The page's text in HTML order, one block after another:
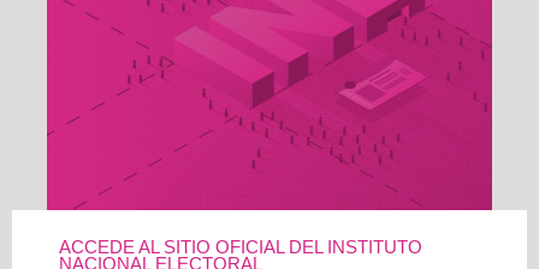
ACCEDE AL SITIO OFICIAL DEL INSTITUTO
NACIONAL ELECTORAL